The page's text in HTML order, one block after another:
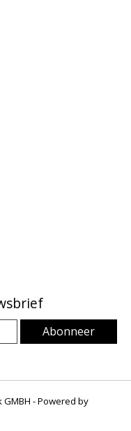
Abonneer
- Powered by